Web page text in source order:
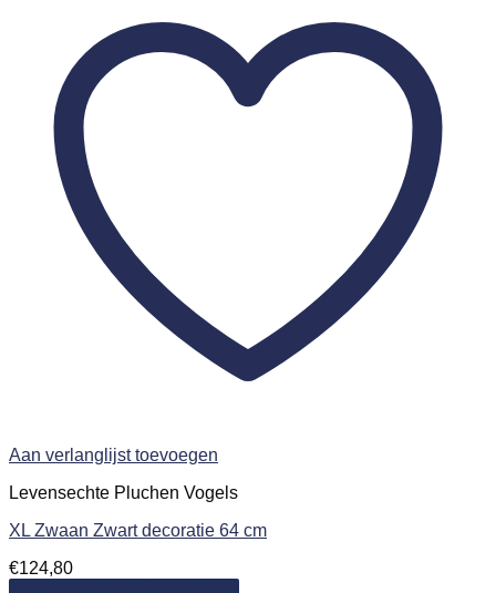
Aan verlanglijst toevoegen
Levensechte Pluchen Vogels
XL Zwaan Zwart decoratie 64 cm
€124,80